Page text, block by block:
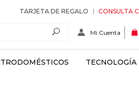
TARJETA DE REGALO CONSULTA
Mi Cuenta
TECNOLOGÍA